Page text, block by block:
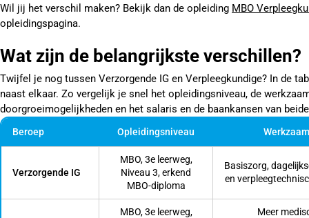
Wil jij het verschil maken? Bekijk dan de opleiding MBO
opleidingspagina.
Wat zijn de belangrijkste verschillen?
Twijfel je nog tussen Verzorgende IG en Verpleegkundige? In de
naast elkaar. Zo vergelijk je snel het opleidingsniveau, de
doorgroeimogelijkheden en het salaris en de baankansen van
Beroep Opleidingsniveau
Verzorgende IG
MBO, 3e leerweg,
Niveau 3, erkend
MBO-diploma
Basiszorg,
en
MBO, 3e leerweg,
Meer